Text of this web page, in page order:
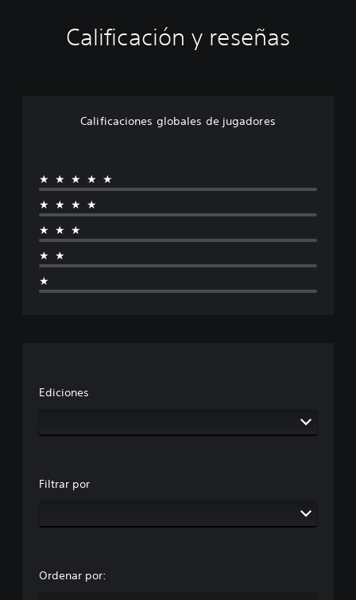
Calificación y reseñas
Calificaciones globales de jugadores
★★★★★
★★★★
★★★
★★
★
Ediciones
Filtrar por
Ordenar por: